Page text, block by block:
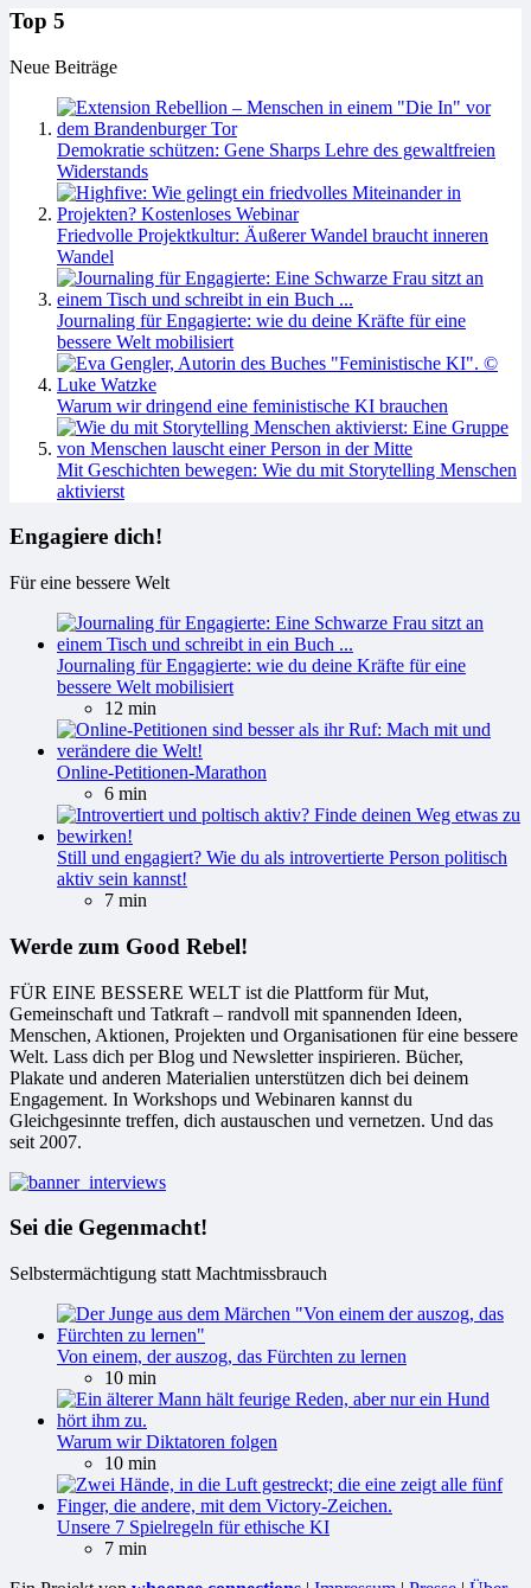
Top 5
Neue Beiträge
Demokratie schützen: Gene Sharps Lehre des gewaltfreien
Widerstands
Friedvolle Projektkultur: Äußerer Wandel braucht inneren
Wandel
Journaling für Engagierte: wie du deine Kräfte für eine
bessere Welt mobilisiert
Warum wir dringend eine feministische KI brauchen
Mit Geschichten bewegen: Wie du mit Storytelling Menschen
aktivierst
Engagiere dich!
Für eine bessere Welt
Journaling für Engagierte: wie du deine Kräfte für eine
bessere Welt mobilisiert
12 min
Online-Petitionen-Marathon
6 min
Still und engagiert? Wie du als introvertierte Person politisch
aktiv sein kannst!
7 min
Werde zum Good Rebel!
FÜR EINE BESSERE WELT ist die Plattform für Mut,
Gemeinschaft und Tatkraft – randvoll mit spannenden Ideen,
Menschen, Aktionen, Projekten und Organisationen für eine bessere
Welt. Lass dich per Blog und Newsletter inspirieren. Bücher,
Plakate und anderen Materialien unterstützen dich bei deinem
Engagement. In Workshops und Webinaren kannst du
Gleichgesinnte treffen, dich austauschen und vernetzen. Und das
seit 2007.
Sei die Gegenmacht!
Selbstermächtigung statt Machtmissbrauch
Von einem, der auszog, das Fürchten zu lernen
10 min
Warum wir Diktatoren folgen
10 min
Unsere 7 Spielregeln für ethische KI
7 min